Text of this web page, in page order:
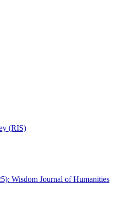
(RIS)
Wisdom Journal of Humanities